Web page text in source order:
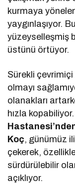
kurmaya
yaygınlaşıyor.
yüzeyselleşmiş
üstünü örtüyor.
Sürekli çevrimiçi
olmayı
olanakları
hızla
Koç, günümüz
çekerek,
sürdürülebilir
açıklıyor.